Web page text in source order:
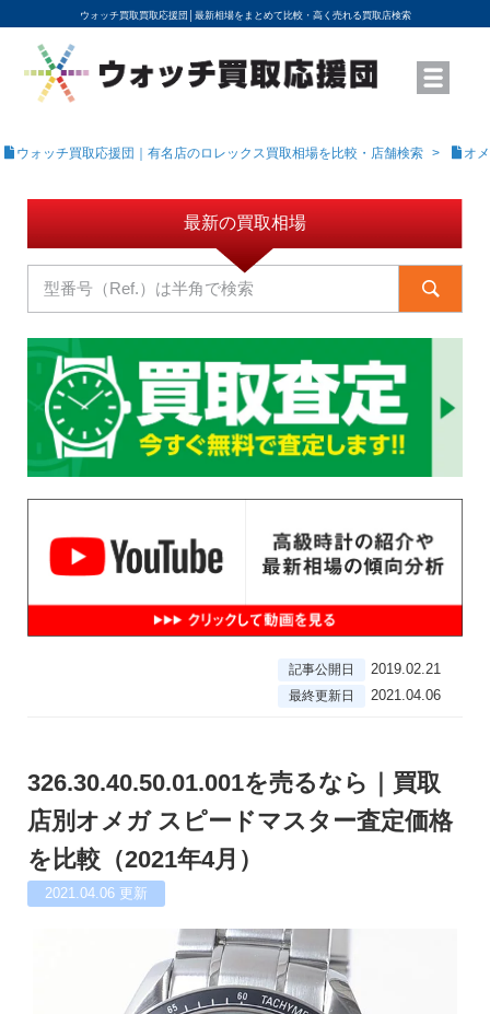
ウォッチ買取買取応援団│ 最新相場をまとめて比較・高く売れる買取店検索
YouTubeで動画を公開中
ROLEXモデル名から買取相場を調べる
高級時計ブランド名から買取相場を調べる
地域から買取店を探す
店舗名から買取店を探す
ブランド時計を高く売る方法
買取査定を依頼する
ウォッチ買取応援団｜有名店のロレックス買取相場を比較・店舗検索 オ
最新の買取相場
記事公開日 2019.02.21
最終更新日 2021.04.06
326.30.40.50.01.001を売るなら｜買取
店別オメガ スピードマスター査定価格
を比較（2021年4月）
2021.04.06 更新